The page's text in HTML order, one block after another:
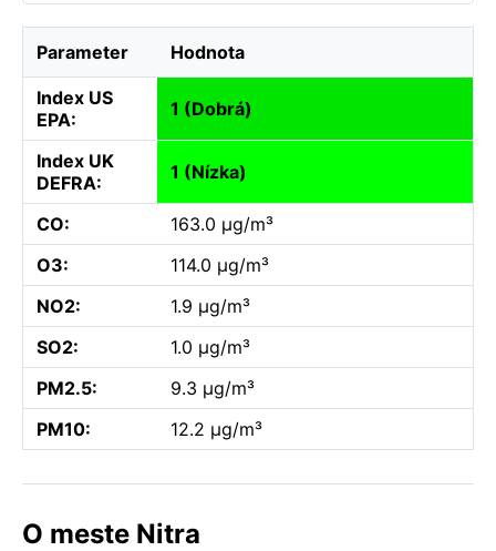
Parameter Hodnota
Index US
EPA:
1 (Dobrá)
Index UK
DEFRA:
1 (Nízka)
CO:
163.0 µg/m³
O3:
114.0 µg/m³
NO2:
1.9 µg/m³
SO2:
1.0 µg/m³
PM2.5:
9.3 µg/m³
PM10:
12.2 µg/m³
O meste Nitra